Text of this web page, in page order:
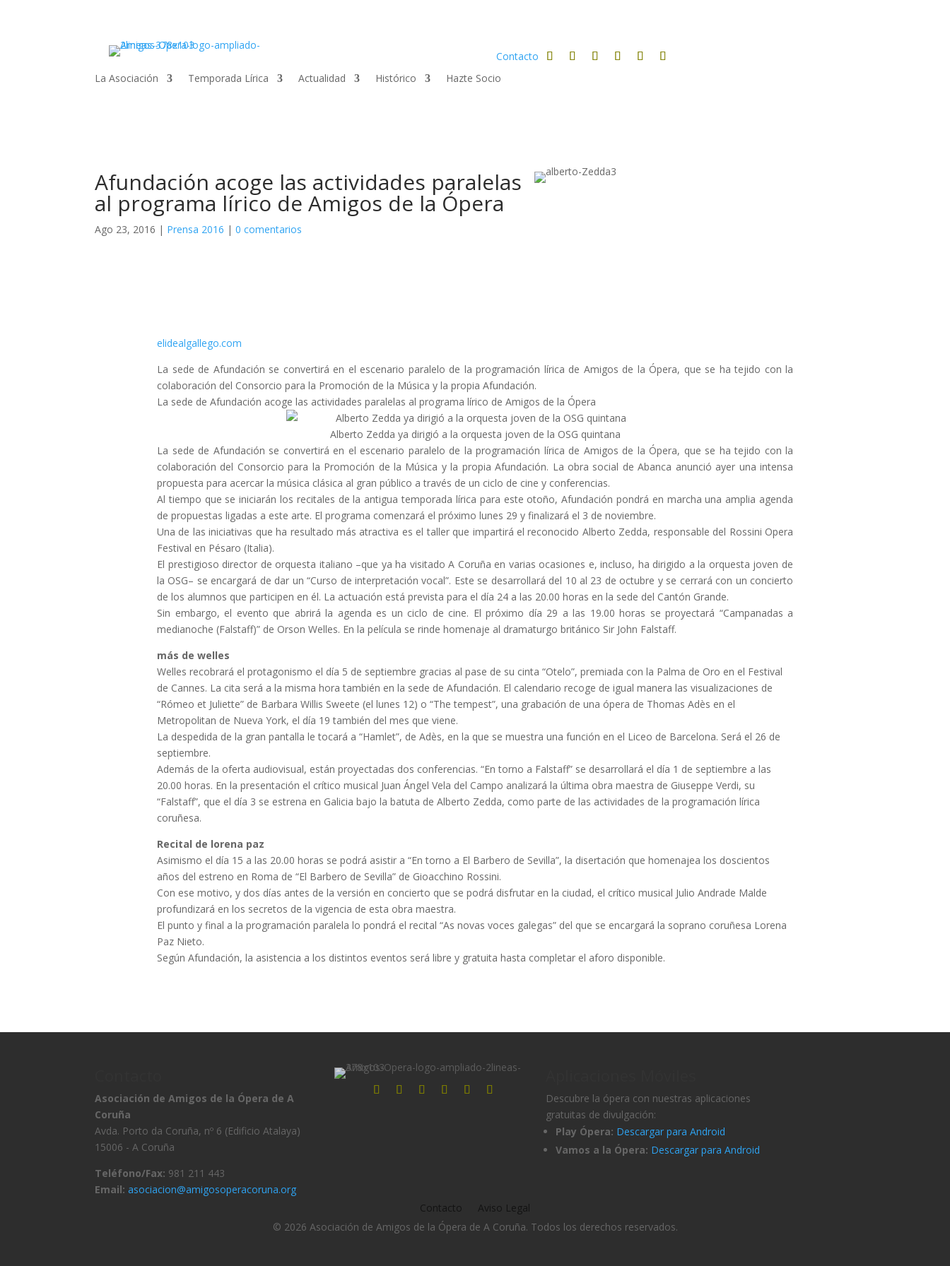
Contacto
La Asociación
Temporada Lírica Actualidad Histórico Hazte Socio
Afundación acoge las actividades paralelas
al programa lírico de Amigos de la Ópera
Ago 23, 2016 | Prensa 2016 |0 comentarios
elidealgallego.com
La sede de Afundación se convertirá en el escenario paralelo de la programación lírica de Amigos de la Ópera, que se ha tejido con la
colaboración del Consorcio para la Promoción de la Música y la propia Afundación.
La sede de Afundación acoge las actividades paralelas al programa lírico de Amigos de la Ópera
Alberto Zedda ya dirigió a la orquesta joven de la OSG quintana
La sede de Afundación se convertirá en el escenario paralelo de la programación lírica de Amigos de la Ópera, que se ha tejido con la
colaboración del Consorcio para la Promoción de la Música y la propia Afundación. La obra social de Abanca anunció ayer una intensa
propuesta para acercar la música clásica al gran público a través de un ciclo de cine y conferencias.
Al tiempo que se iniciarán los recitales de la antigua temporada lírica para este otoño, Afundación pondrá en marcha una amplia agenda
de propuestas ligadas a este arte. El programa comenzará el próximo lunes 29 y finalizará el 3 de noviembre.
Una de las iniciativas que ha resultado más atractiva es el taller que impartirá el reconocido Alberto Zedda, responsable del Rossini Opera
Festival en Pésaro (Italia).
El prestigioso director de orquesta italiano –que ya ha visitado A Coruña en varias ocasiones e, incluso, ha dirigido a la orquesta joven de
la OSG– se encargará de dar un “Curso de interpretación vocal”. Este se desarrollará del 10 al 23 de octubre y se cerrará con un concierto
de los alumnos que participen en él. La actuación está prevista para el día 24 a las 20.00 horas en la sede del Cantón Grande.
Sin embargo, el evento que abrirá la agenda es un ciclo de cine. El próximo día 29 a las 19.00 horas se proyectará “Campanadas a
medianoche (Falstaff)” de Orson Welles. En la película se rinde homenaje al dramaturgo británico Sir John Falstaff.
más de welles
Welles recobrará el protagonismo el día 5 de septiembre gracias al pase de su cinta “Otelo”, premiada con la Palma de Oro en el Festival
de Cannes. La cita será a la misma hora también en la sede de Afundación. El calendario recoge de igual manera las visualizaciones de
“Rómeo et Juliette” de Barbara Willis Sweete (el lunes 12) o “The tempest”, una grabación de una ópera de Thomas Adès en el
Metropolitan de Nueva York, el día 19 también del mes que viene.
La despedida de la gran pantalla le tocará a “Hamlet”, de Adès, en la que se muestra una función en el Liceo de Barcelona. Será el 26 de
septiembre.
Además de la oferta audiovisual, están proyectadas dos conferencias. “En torno a Falstaff” se desarrollará el día 1 de septiembre a las
20.00 horas. En la presentación el crítico musical Juan Ángel Vela del Campo analizará la última obra maestra de Giuseppe Verdi, su
“Falstaff”, que el día 3 se estrena en Galicia bajo la batuta de Alberto Zedda, como parte de las actividades de la programación lírica
coruñesa.
Recital de lorena paz
Asimismo el día 15 a las 20.00 horas se podrá asistir a “En torno a El Barbero de Sevilla”, la disertación que homenajea los doscientos
años del estreno en Roma de “El Barbero de Sevilla” de Gioacchino Rossini.
Con ese motivo, y dos días antes de la versión en concierto que se podrá disfrutar en la ciudad, el crítico musical Julio Andrade Malde
profundizará en los secretos de la vigencia de esta obra maestra.
El punto y final a la programación paralela lo pondrá el recital “As novas voces galegas” del que se encargará la soprano coruñesa Lorena
Paz Nieto.
Según Afundación, la asistencia a los distintos eventos será libre y gratuita hasta completar el aforo disponible.
Asociación de Amigos de la Ópera de A
Coruña
Avda. Porto da Coruña, nº 6 (Edificio Atalaya)
15006 - A Coruña
Teléfono/Fax: 981 211 443
Email: asociacion@amigosoperacoruna.org
Descubre la ópera con nuestras aplicaciones
gratuitas de divulgación:
Play Ópera: Descargar para Android
Vamos a la Ópera: Descargar para Android
Contacto
Aviso Legal
© 2026 Asociación de Amigos de la Ópera de A Coruña. Todos los derechos reservados.